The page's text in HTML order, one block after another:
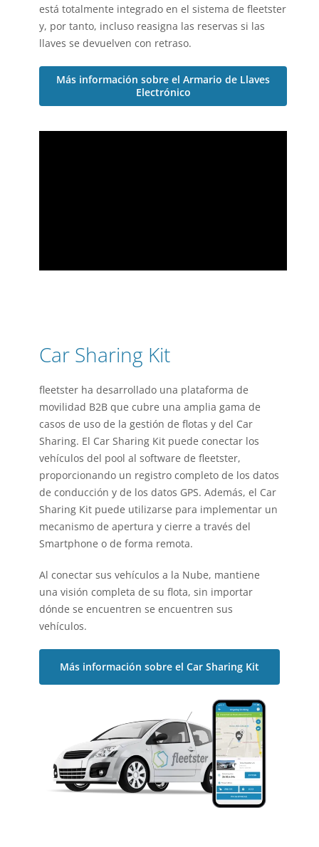
está totalmente integrado en el sistema de fleetster
y, por tanto, incluso reasigna las reservas si las
llaves se devuelven con retraso.
Más información sobre el Armario de Llaves
Electrónico
Car Sharing Kit
fleetster ha desarrollado una plataforma de
movilidad B2B que cubre una amplia gama de
casos de uso de la gestión de flotas y del Car
Sharing. El Car Sharing Kit puede conectar los
vehículos del pool al software de fleetster,
proporcionando un registro completo de los datos
de conducción y de los datos GPS. Además, el Car
Sharing Kit puede utilizarse para implementar un
mecanismo de apertura y cierre a través del
Smartphone o de forma remota.
Al conectar sus vehículos a la Nube, mantiene
una visión completa de su flota, sin importar
dónde se encuentren se encuentren sus
vehículos.
Más información sobre el Car Sharing Kit